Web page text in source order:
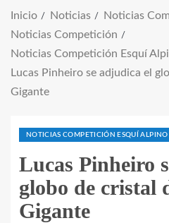
Inicio Noticias
Noticias
Noticias Competición
Noticias Competición Esquí
Lucas Pinheiro se adjudica el
Gigante
NOTICIAS COMPETICIÓN ESQUÍ ALPINO
Lucas Pinheiro
globo de cristal
Gigante